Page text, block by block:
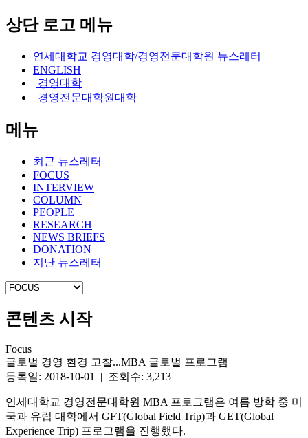
상단 로고 메뉴
연세대학교 경영대학/경영전문대학원 뉴스레터
ENGLISH
| 경영대학
| 경영전문대학원대학
메뉴
최근 뉴스레터
FOCUS
INTERVIEW
COLUMN
PEOPLE
RESEARCH
NEWS BRIEFS
DONATION
지난 뉴스레터
콘텐츠 시작
Focus
글로벌 경영 환경 고찰...MBA 글로벌 프로그램
등록일: 2018-10-01 | 조회수: 3,213
연세대학교 경영전문대학원 MBA 프로그램은 여름 방학 중 미
국과 유럽 대학에서 GFT(Global Field Trip)과 GET(Global
Experience Trip) 프로그램을 진행했다.